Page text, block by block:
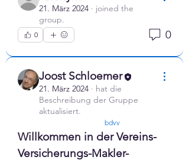
21. März 2024 · joined the
group.
0 0
Joost Schloemer
21. März 2024 · hat die
Beschreibung der Gruppe
aktualisiert.
bdvv
Willkommen in der Vereins-
Versicherungs-Makler-